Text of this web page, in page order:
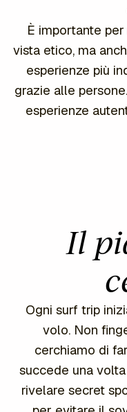
È importante
vista etico, ma
esperienze più
grazie alle
esperienze
Il
Ogni surf trip
volo. Non
cerchiamo di
succede una
rivelare secret